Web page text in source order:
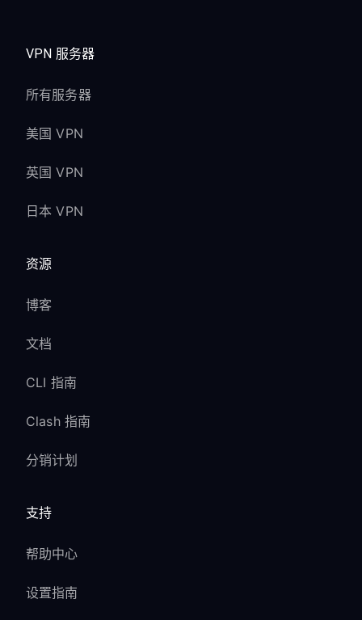
VPN 服务器
所有服务器
美国 VPN
英国 VPN
日本 VPN
资源
博客
文档
CLI 指南
Clash 指南
分销计划
支持
帮助中心
设置指南